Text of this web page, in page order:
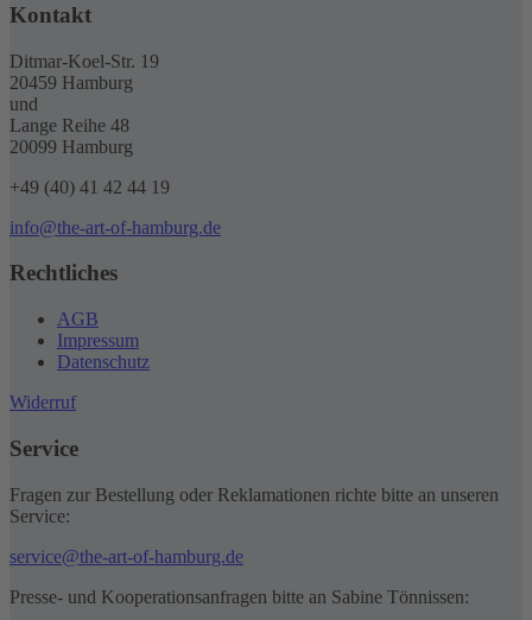
Kontakt
Ditmar-Koel-Str. 19
20459 Hamburg
und
Lange Reihe 48
20099 Hamburg
+49 (40) 41 42 44 19
info@the-art-of-hamburg.de
Rechtliches
AGB
Impressum
Datenschutz
Widerruf
Service
Fragen zur Bestellung oder Reklamationen richte bitte an unseren
Service:
service@the-art-of-hamburg.de
Presse- und Kooperationsanfragen bitte an Sabine Tönnissen: